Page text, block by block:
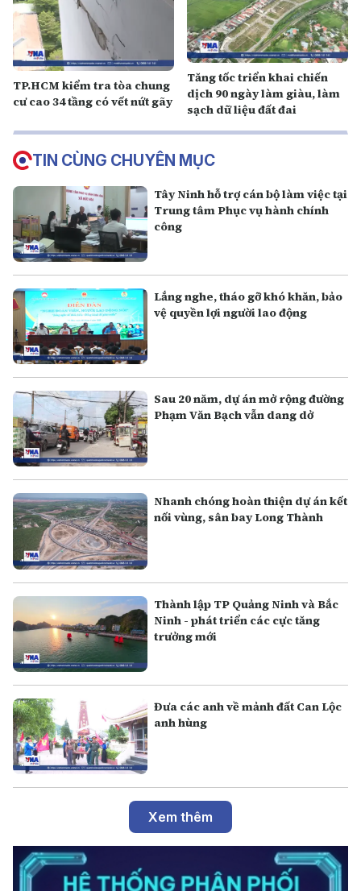
TP.HCM kiểm tra tòa chung
cư cao 34 tầng có vết nứt gãy
Tăng tốc triển khai chiến
dịch 90 ngày làm giàu, làm
sạch dữ liệu đất đai
TIN CÙNG CHUYÊN MỤC
Tây Ninh hỗ trợ cán bộ làm việc tại
Trung tâm Phục vụ hành chính
công
Lắng nghe, tháo gỡ khó khăn, bảo
vệ quyền lợi người lao động
Sau 20 năm, dự án mở rộng đường
Phạm Văn Bạch vẫn dang dở
Nhanh chóng hoàn thiện dự án kết
nối vùng, sân bay Long Thành
Thành lập TP Quảng Ninh và Bắc
Ninh - phát triển các cực tăng
trưởng mới
Đưa các anh về mảnh đất Can Lộc
anh hùng
Xem thêm